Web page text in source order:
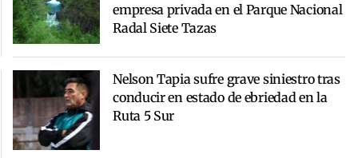
empresa privada en el Parque Nacional
Radal Siete Tazas
Nelson Tapia sufre grave siniestro tras
conducir en estado de ebriedad en la
Ruta 5 Sur